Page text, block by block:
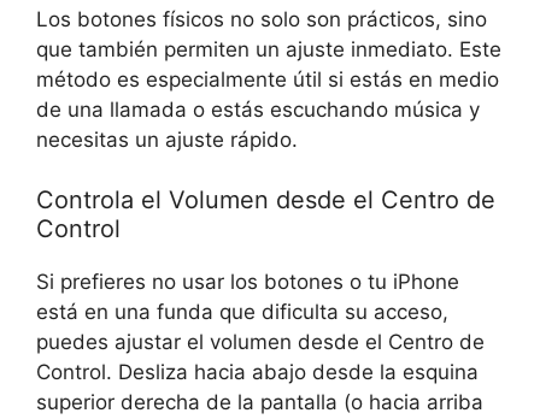
Los⁣ botones físicos no solo son prácticos, sino
que también permiten un ajuste inmediato. Este
método‍ es especialmente útil si estás en medio
de una llamada o ⁤estás escuchando música y
necesitas un ajuste ⁤rápido.
Controla el Volumen desde el ⁤Centro de
Control
Si prefieres no usar​ los⁤ botones o tu iPhone
está en ⁤una‌ funda que dificulta su acceso,
puedes ajustar el volumen desde el Centro de
Control. Desliza hacia abajo desde la esquina
superior derecha​ de la pantalla (o hacia arriba​